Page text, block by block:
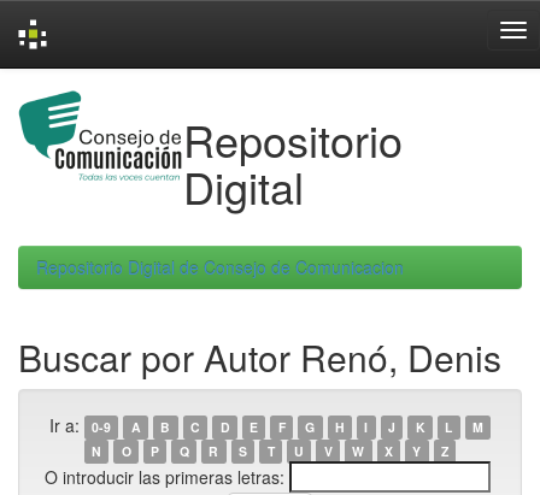
navigation
Repositorio
Digital
Repositorio Digital de Consejo de Comunicacion
Buscar por Autor Renó, Denis
Ir a: 0-9 A B C D E F G H I J K L
M
N
O P Q R S T U V W X Y Z
O introducir las primeras letras: